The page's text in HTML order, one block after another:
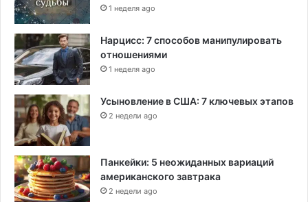
1 неделя ago
Нарцисс: 7 способов манипулировать
отношениями
1 неделя ago
Усыновление в США: 7 ключевых этапов
2 недели ago
Панкейки: 5 неожиданных вариаций
американского завтрака
2 недели ago